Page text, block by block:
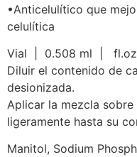
•Anticelulítico que
celulítica
Vial | 0.508 ml |
Diluir el contenido de
desionizada.
Aplicar la mezcla
ligeramente hasta su
Manitol, Sodium